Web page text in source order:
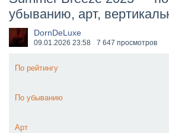
​Anthrax выпустили новый сингл и
убыванию, арт,
DornDeLuxe
09.01.2026 23:58 7 647 просмотров
По рейтингу
По убыванию
Арт